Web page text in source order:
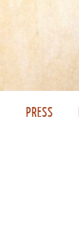
PRESS